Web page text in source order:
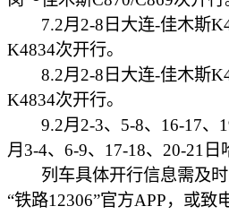
7.2月2-8日大连-佳木斯
K4834次开行。
8.2月2-8日大连-佳木斯
K4834次开行。
9.2月2-3、5-8、16-17、
月3-4、6-9、17-18、20-21
列车具体开行信息需及时
“铁路12306”官方APP，或